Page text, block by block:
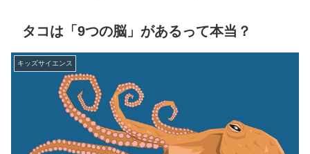
タコは「9つの脳」があるって本当？
キッズサイエンス